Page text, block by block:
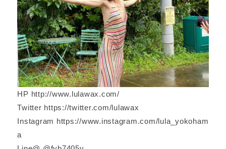
HP http://www.lulawax.com/
Twitter https://twitter.com/lulawax
Instagram https://www.instagram.com/lula_yokoham
a